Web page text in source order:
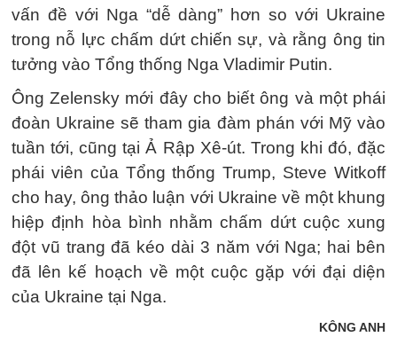
vấn đề với Nga “dễ dàng” hơn so với Ukraine
trong nỗ lực chấm dứt chiến sự, và rằng ông tin
tưởng vào Tổng thống Nga Vladimir Putin.
Ông Zelensky mới đây cho biết ông và một phái
đoàn Ukraine sẽ tham gia đàm phán với Mỹ vào
tuần tới, cũng tại Ả Rập Xê-út. Trong khi đó, đặc
phái viên của Tổng thống Trump, Steve Witkoff
cho hay, ông thảo luận với Ukraine về một khung
hiệp định hòa bình nhằm chấm dứt cuộc xung
đột vũ trang đã kéo dài 3 năm với Nga; hai bên
đã lên kế hoạch về một cuộc gặp với đại diện
của Ukraine tại Nga.
KÔNG ANH